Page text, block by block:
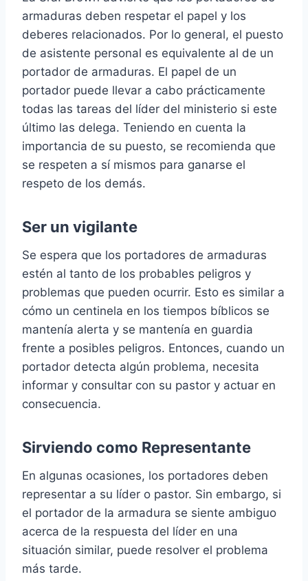
armaduras deben respetar el papel y los
deberes relacionados. Por lo general, el puesto
de asistente personal es equivalente al de un
portador de armaduras. El papel de un
portador puede llevar a cabo prácticamente
todas las tareas del líder del ministerio si este
último las delega. Teniendo en cuenta la
importancia de su puesto, se recomienda que
se respeten a sí mismos para ganarse el
respeto de los demás.
Ser un vigilante
Se espera que los portadores de armaduras
estén al tanto de los probables peligros y
problemas que pueden ocurrir. Esto es similar a
cómo un centinela en los tiempos bíblicos se
mantenía alerta y se mantenía en guardia
frente a posibles peligros. Entonces, cuando un
portador detecta algún problema, necesita
informar y consultar con su pastor y actuar en
consecuencia.
Sirviendo como Representante
En algunas ocasiones, los portadores deben
representar a su líder o pastor. Sin embargo, si
el portador de la armadura se siente ambiguo
acerca de la respuesta del líder en una
situación similar, puede resolver el problema
más tarde.